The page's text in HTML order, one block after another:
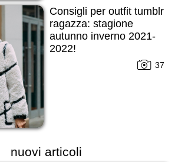
Consigli per outfit tumblr
ragazza: stagione
autunno inverno 2021-
2022!
37
nuovi articoli